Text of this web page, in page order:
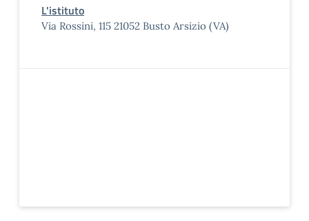
L'istituto
Via Rossini, 115 21052 Busto Arsizio (VA)